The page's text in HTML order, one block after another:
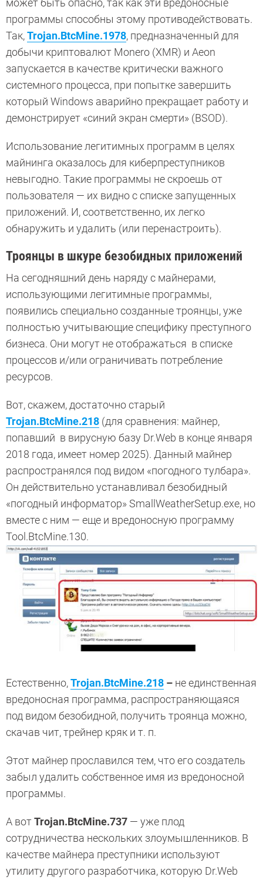
программы способны этому противодействовать.
Так,Trojan.BtcMine.1978, предназначенный для
добычи криптовалют Monero (XMR) и Aeon
запускается в качестве критически важного
системного процесса, при попытке завершить
который Windows аварийно прекращает работу и
демонстрирует «синий экран смерти» (BSOD).
Использование легитимных программ в целях
майнинга оказалось для киберпреступников
невыгодно. Такие программы не скроешь от
пользователя — их видно с списке запущенных
приложений. И, соответственно, их легко
обнаружить и удалить (или перенастроить).
Троянцы в шкуре безобидных приложений
На сегодняшний день наряду с майнерами,
использующими легитимные программы,
появились специально созданные троянцы, уже
полностью учитывающие специфику преступного
бизнеса. Они могут не отображаться в списке
процессов и/или ограничивать потребление
ресурсов.
Вот, скажем, достаточно старый
Trojan.BtcMine.218 (для сравнения: майнер,
попавший в вирусную базу Dr.Web в конце января
2018 года, имеет номер 2025). Данный майнер
распространялся под видом «погодного тулбара».
Он действительно устанавливал безобидный
«погодный информатор» SmallWeatherSetup.exe, но
вместе с ним — еще и вредоносную программу
Tool.BtcMine.130.
Естественно,Trojan.BtcMine.218 – не единственная
вредоносная программа, распространяющаяся
под видом безобидной, получить троянца можно,
скачав чит, трейнер кряк и т. п.
Этот майнер прославился тем, что его создатель
забыл удалить собственное имя из вредоносной
программы.
А вотTrojan.BtcMine.737 — уже плод
сотрудничества нескольких злоумышленников. В
качестве майнера преступники используют
утилиту другого разработчика, которую Dr.Web